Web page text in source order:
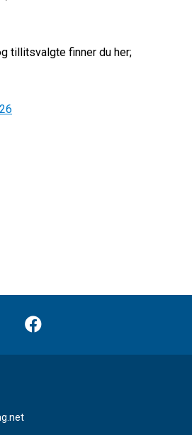
tillitsvalgte finner du her;